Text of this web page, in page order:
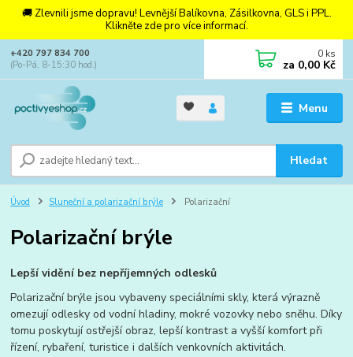
🚚 Zlevnili jsme dopravu! Levnější Balíkovna, Zásilkovna, GLS i PPL.
Klikněte zde pro více informací.
Menu
Hledat
+420 797 834 700
(Po-Pá, 8-15:30 hod.)
0 ks
za 0,00 Kč
Úvod Sluneční a polarizační brýle Polarizační
Polarizační brýle
Lepší vidění bez nepříjemných odlesků
Polarizační brýle jsou vybaveny speciálními skly, která výrazně
omezují odlesky od vodní hladiny, mokré vozovky nebo sněhu. Díky
tomu poskytují ostřejší obraz, lepší kontrast a vyšší komfort při
řízení, rybaření, turistice i dalších venkovních aktivitách.